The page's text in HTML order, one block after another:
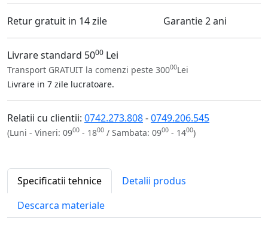
Retur gratuit in 14 zile Garantie 2 ani
Livrare standard 5000 Lei
Transport GRATUIT la comenzi peste 30000Lei
Livrare in 7 zile lucratoare.
Relatii cu clientii: 0742.273.808-0749.206.545
(Luni - Vineri: 0900 - 1800 / Sambata: 0900 - 1400)
Specificatii tehnice
Detalii produs
Descarca materiale